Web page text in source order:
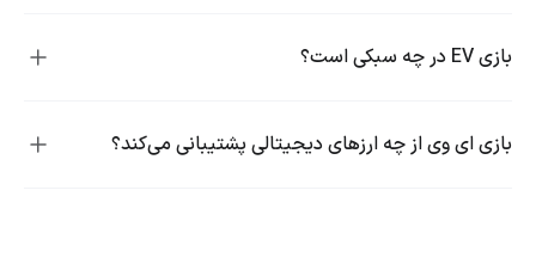
بازی EV در چه سبکی است؟
بازی ای وی از چه ارزهای دیجیتالی پشتیبانی می‌کند؟